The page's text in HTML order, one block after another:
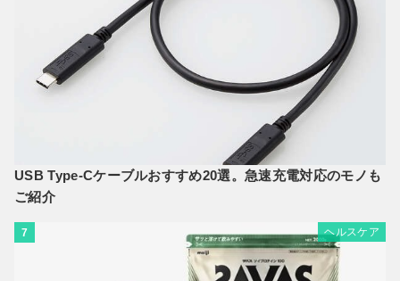
USB Type-Cケーブルおすすめ20選。急速充電対応のモノも
ご紹介
7 ヘルスケア